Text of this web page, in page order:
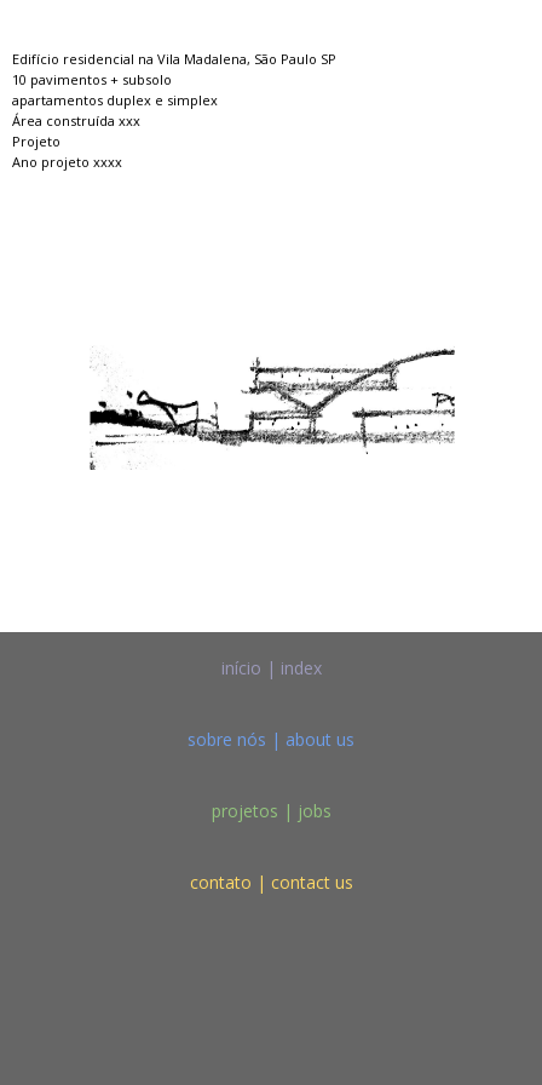
Edifício residencial na Vila Madalena, São Paulo SP
10 pavimentos + subsolo
apartamentos duplex e simplex
Área construída xxx
Projeto
Ano projeto xxxx
início | index
sobre nós | about us
projetos | jobs
contato | contact us